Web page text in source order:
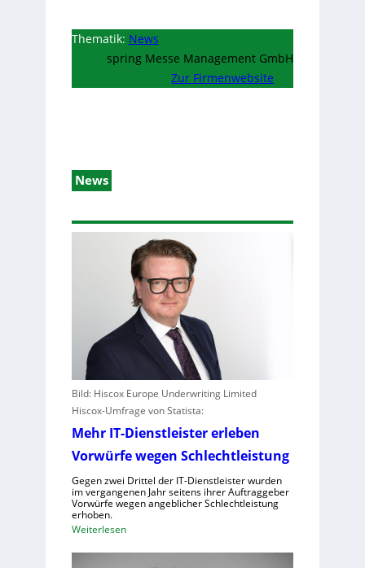
Thematik: News
spring Messe Management GmbH
Zur Firmenwebsite
News
Bild: Hiscox Europe Underwriting Limited
Hiscox-Umfrage von Statista:
Mehr IT-Dienstleister erleben
Vorwürfe wegen Schlechtleistung
Gegen zwei Drittel der IT-Dienstleister wurden
im vergangenen Jahr seitens ihrer Auftraggeber
Vorwürfe wegen angeblicher Schlechtleistung
erhoben.
Weiterlesen: